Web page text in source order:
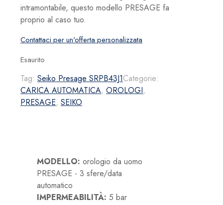
intramontabile, questo modello PRESAGE fa
proprio al caso tuo.
Contattaci per un'offerta personalizzata
Esaurito
Tag: Seiko Presage SRPB43J1Categorie:
CARICA AUTOMATICA, OROLOGI,
PRESAGE, SEIKO
MODELLO: orologio da uomo
PRESAGE - 3 sfere/data
automatico
IMPERMEABILITÀ: 5 bar